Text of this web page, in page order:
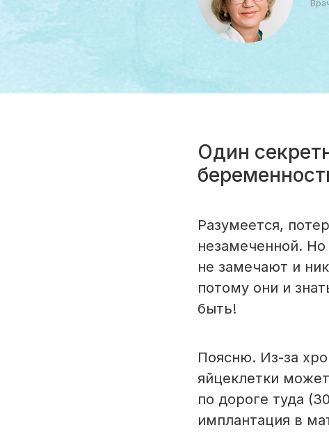
Один
Разумеется,
незамеченной.
не замечают и
потому они и
быть!
Поясню. Из-за
яйцеклетки
по дороге туда
имплантация в